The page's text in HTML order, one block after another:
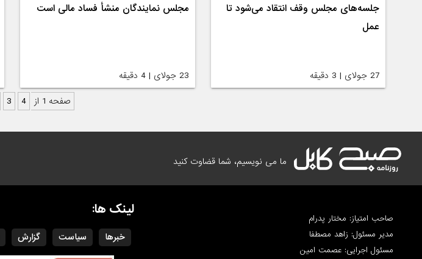
جلسه‌های مجلس وقف انتقاد می‌شود تا
عمل
27 جولای | 3 دقیقه
مجلس نمایندگان منشأ فساد مالی است
23 جولای | 4 دقیقه
صفحه 1 از 4
3 4
ما می نویسیم، شما قضاوت کنید
صاحب امتیاز: مختار پدرام
مدیر مسئول: زاهد مصطفا
مسئول اجرایی: عصمت امین
لینک ها:
خبرها سیاست گزارش